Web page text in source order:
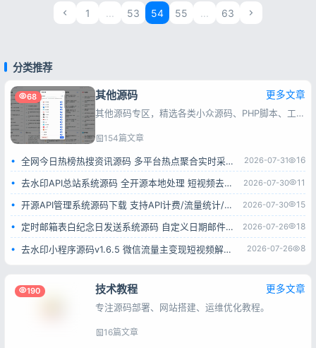
等.rar" typ...
1 ... 53 54 55 ... 63
分类推荐
68 其他源码 更多文章
其他源码专区，精选各类小众源码、PHP脚本、工具程序，一键安装，满足站长快速建站与功能扩展需求。
154篇文章
全网今日热榜热搜资讯源码 多平台热点聚合实时采集系统 2026-07-31 16
去水印API总站系统源码 全开源本地处理 短视频去水印接口平台 2026-07-30 11
开源API管理系统源码下载 支持API计费/流量统计/权限管理 一键部署 2026-07-30 15
定时邮箱表白纪念日发送系统源码 自定义日期邮件自动推送网页源码 2026-07-26 18
去水印小程序源码v1.6.5 微信流量主变现短视频解析小程序完整源码 2026-07-26 8
190 技术教程 更多文章
专注源码部署、网站搭建、运维优化教程。
16篇文章